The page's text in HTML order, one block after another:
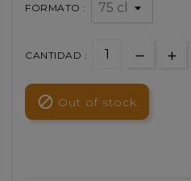
FORMATO :
CANTIDAD :
 Out of stock